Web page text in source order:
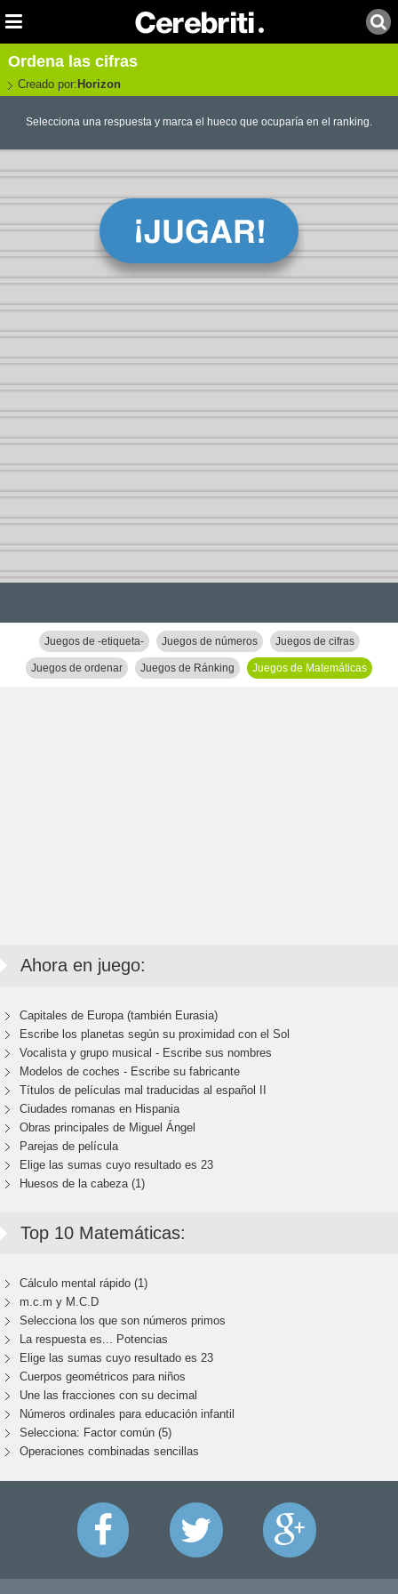
Ordena las cifras
Creado por: Horizon
Selecciona una respuesta y marca el hueco que ocuparía en el ranking.
Juegos de -etiqueta- Juegos de números Juegos de cifras
Juegos de ordenar Juegos de Ránking Juegos de Matemáticas
Ahora en juego:
Capitales de Europa (también Eurasia)
Escribe los planetas según su proximidad con el Sol
Vocalista y grupo musical - Escribe sus nombres
Modelos de coches - Escribe su fabricante
Títulos de películas mal traducidas al español II
Ciudades romanas en Hispania
Obras principales de Miguel Ángel
Parejas de película
Elige las sumas cuyo resultado es 23
Huesos de la cabeza (1)
Top 10 Matemáticas:
Cálculo mental rápido (1)
m.c.m y M.C.D
Selecciona los que son números primos
La respuesta es... Potencias
Elige las sumas cuyo resultado es 23
Cuerpos geométricos para niños
Une las fracciones con su decimal
Números ordinales para educación infantil
Selecciona: Factor común (5)
Operaciones combinadas sencillas